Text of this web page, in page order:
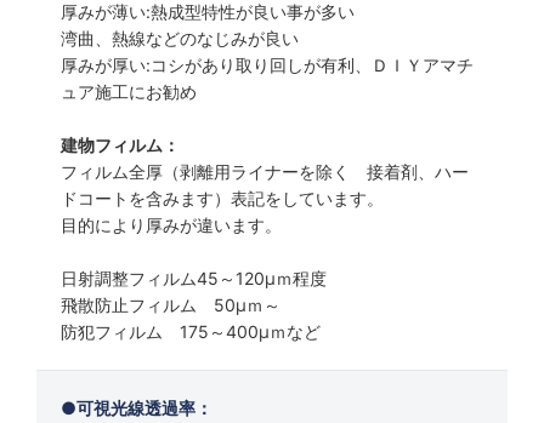
厚みが薄い:熱成型特性が良い事が多い
湾曲、熱線などのなじみが良い
厚みが厚い:コシがあり取り回しが有利、ＤＩＹアマチ
ュア施工にお勧め
建物フィルム：
フィルム全厚（剥離用ライナーを除く 接着剤、ハー
ドコートを含みます）表記をしています。
目的により厚みが違います。
日射調整フィルム45～120µｍ程度
飛散防止フィルム 50µｍ～
防犯フィルム 175～400µｍなど
可視光線透過率：